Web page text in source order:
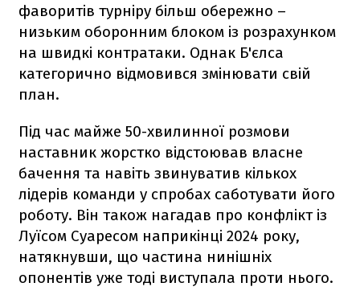
фаворитів турніру більш обережно –
низьким оборонним блоком із розрахунком
на швидкі контратаки. Однак Б'єлса
категорично відмовився змінювати свій
план.
Під час майже 50-хвилинної розмови
наставник жорстко відстоював власне
бачення та навіть звинуватив кількох
лідерів команди у спробах саботувати його
роботу. Він також нагадав про конфлікт із
Луїсом Суаресом наприкінці 2024 року,
натякнувши, що частина нинішніх
опонентів уже тоді виступала проти нього.